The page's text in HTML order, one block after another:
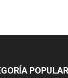
POPULAR